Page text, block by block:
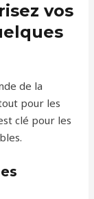
vos
de la
pour les
clé pour les